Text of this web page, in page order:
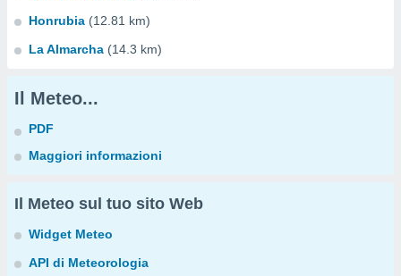
Honrubia (12.81 km)
La Almarcha (14.3 km)
Il Meteo...
PDF
Maggiori informazioni
Il Meteo sul tuo sito Web
Widget Meteo
API di Meteorologia